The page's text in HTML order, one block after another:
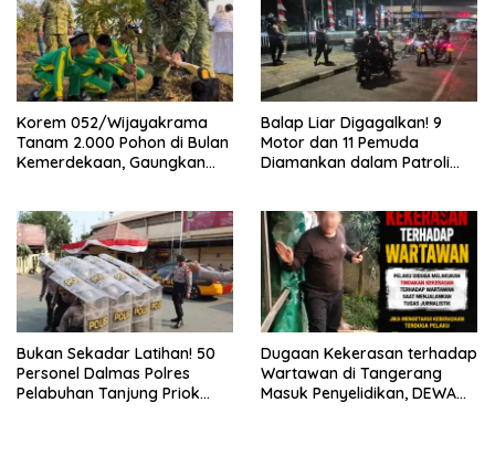
Korem 052/Wijayakrama
Tanam 2.000 Pohon di Bulan
Kemerdekaan, Gaungkan
Balap Liar Digagalkan! 9
Motor dan 11 Pemuda
Diamankan dalam Patroli
Bukan Sekadar Latihan! 50
Personel Dalmas Polres
Pelabuhan Tanjung Priok
Dugaan Kekerasan terhadap
Wartawan di Tangerang
Masuk Penyelidikan, DEWA